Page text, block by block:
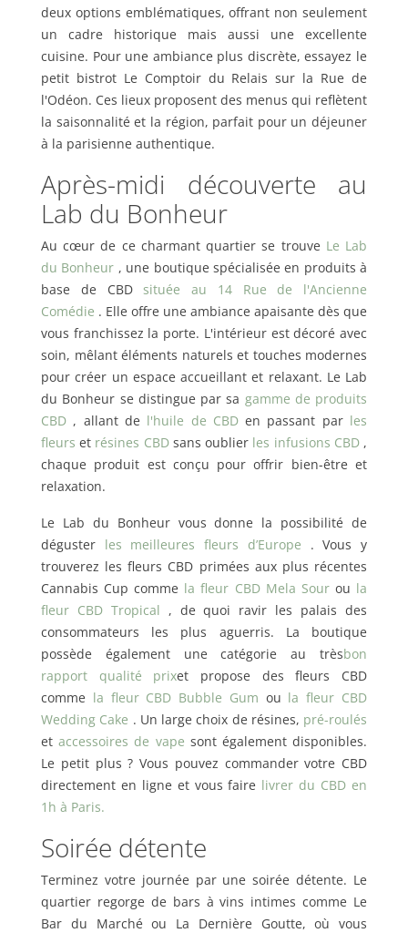
deux options emblématiques, offrant non seulement
un cadre historique mais aussi une excellente
cuisine. Pour une ambiance plus discrète, essayez le
petit bistrot Le Comptoir du Relais sur la Rue de
l'Odéon. Ces lieux proposent des menus qui reflètent
la saisonnalité et la région, parfait pour un déjeuner
à la parisienne authentique.
Après-midi découverte au
Lab du Bonheur
Au cœur de ce charmant quartier se trouve Le Lab
du Bonheur , une boutique spécialisée en produits à
base de CBDsituée au 14 Rue de l'Ancienne
Comédie . Elle offre une ambiance apaisante dès que
vous franchissez la porte. L'intérieur est décoré avec
soin, mêlant éléments naturels et touches modernes
pour créer un espace accueillant et relaxant. Le Lab
du Bonheur se distingue par sa gamme de produits
CBD , allant de l'huile de CBDen passant par les
fleurset résines CBD sans oublier les infusions CBD ,
chaque produit est conçu pour offrir bien-être et
relaxation.
Le Lab du Bonheur vous donne la possibilité de
déguster les meilleures fleurs d’Europe . Vous y
trouverez les fleurs CBD primées aux plus récentes
Cannabis Cup comme la fleur CBD Mela Sour ou la
fleur CBD Tropical , de quoi ravir les palais des
consommateurs les plus aguerris. La boutique
possède également une catégorie au trèsbon
rapport qualité prixet propose des fleurs CBD
comme la fleur CBD Bubble Gum ou la fleur CBD
Wedding Cake . Un large choix de résines, pré-roulés
etaccessoires de vape sont également disponibles.
Le petit plus ? Vous pouvez commander votre CBD
directement en ligne et vous faire livrer du CBD en
1h à Paris.
Soirée détente
Terminez votre journée par une soirée détente. Le
quartier regorge de bars à vins intimes comme Le
Bar du Marché ou La Dernière Goutte, où vous